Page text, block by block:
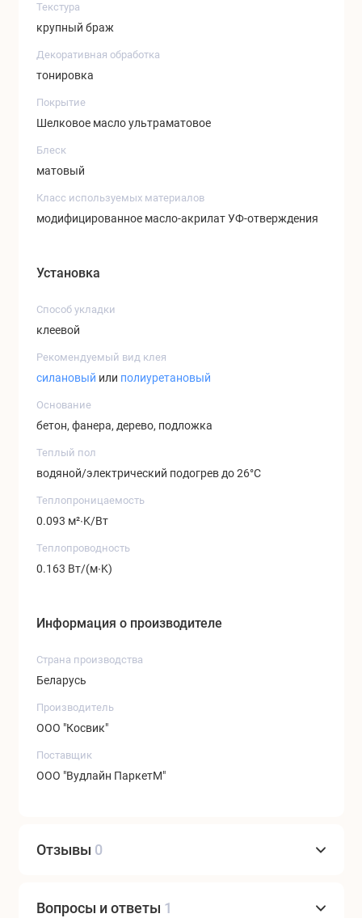
Текстура
крупный браж
Декоративная обработка
тонировка
Покрытие
Шелковое масло ультраматовое
Блеск
матовый
Класс используемых материалов
модифицированное масло-акрилат УФ-отверждения
Установка
Способ укладки
клеевой
Рекомендуемый вид клея
силановый или полиуретановый
Основание
бетон, фанера, дерево, подложка
Теплый пол
водяной/электрический подогрев до 26°C
Теплопроницаемость
0.093 м²∙K/Вт
Теплопроводность
0.163 Вт/(м∙K)
Информация о производителе
Страна производства
Беларусь
Производитель
ООО "Косвик"
Поставщик
ООО "Вудлайн ПаркетМ"
Отзывы 0
Вопросы и ответы 1